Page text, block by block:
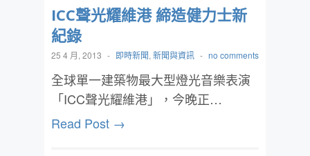
ICC聲光耀維港 締造健力士新
紀錄
25 4 月, 2013 - 即時新聞, 新聞與資訊 - no comments
全球單一建築物最大型燈光音樂表演
「ICC聲光耀維港」，今晚正…
Read Post →